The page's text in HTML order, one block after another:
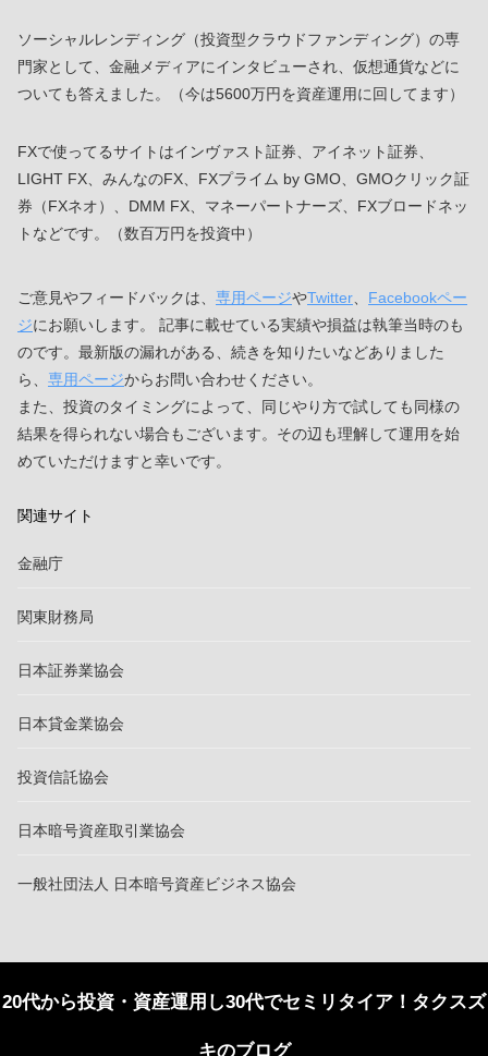
ソーシャルレンディング（投資型クラウドファンディング）の専
門家として、金融メディアにインタビューされ、仮想通貨などに
ついても答えました。（今は5600万円を資産運用に回してます）
FXで使ってるサイトはインヴァスト証券、アイネット証券、
LIGHT FX、みんなのFX、FXプライム by GMO、GMOクリック証
券（FXネオ）、DMM FX、マネーパートナーズ、FXブロードネッ
トなどです。（数百万円を投資中）
ご意見やフィードバックは、 専用ページやTwitter、 Facebookペー
ジにお願いします。 記事に載せている実績や損益は執筆当時のも
のです。最新版の漏れがある、続きを知りたいなどありました
ら、 専用ページからお問い合わせください。
また、投資のタイミングによって、同じやり方で試しても同様の
結果を得られない場合もございます。その辺も理解して運用を始
めていただけますと幸いです。
関連サイト
金融庁
関東財務局
日本証券業協会
日本貸金業協会
投資信託協会
日本暗号資産取引業協会
一般社団法人 日本暗号資産ビジネス協会
20代から投資・資産運用し30代でセミリタイア！タクスズ
キのブログ